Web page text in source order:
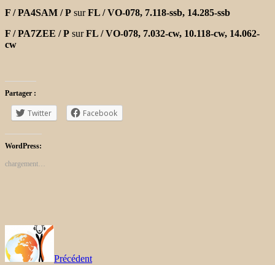
F / PA4SAM / P surFL / VO-078, 7.118-ssb, 14.285-ssb
F / PA7ZEE / P surFL / VO-078, 7.032-cw, 10.118-cw, 14.062-
cw
Partager :
Twitter Facebook
WordPress:
chargement…
Précédent